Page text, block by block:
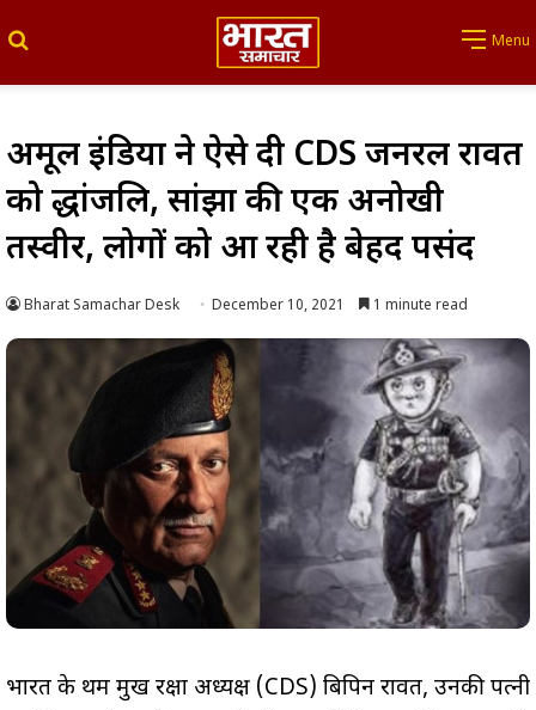
Menu
अमूल इंडिया ने ऐसे दी CDS जनरल रावत
को श्रद्धांजलि, सांझा की एक अनोखी
तस्वीर, लोगों को आ रही है बेहद पसंद
Bharat Samachar Desk December 10, 2021 1 minute read
भारत के प्रथम प्रमुख रक्षा अध्यक्ष (CDS) बिपिन रावत, उनकी पत्नी